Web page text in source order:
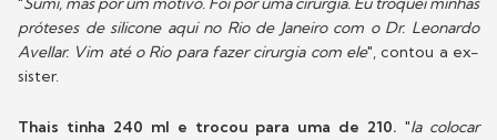
próteses de silicone aqui no Rio de Janeiro com o Dr. Leonardo
Avellar. Vim até o Rio para fazer cirurgia com ele", contou a ex-
sister.
Thais tinha 240 ml e trocou para uma de 210. "Ia colocar